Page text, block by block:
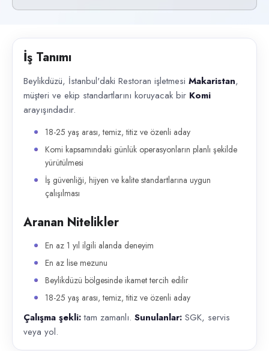
İlan açıklaması
İş Tanımı
Beylikdüzü, İstanbul'daki Restoran işletmesi Makaristan,
müşteri ve ekip standartlarını koruyacak bir Komi
arayışındadır.
18-25 yaş arası, temiz, titiz ve özenli aday
Komi kapsamındaki günlük operasyonların planlı şekilde
yürütülmesi
İş güvenliği, hijyen ve kalite standartlarına uygun
çalışılması
Aranan Nitelikler
En az 1 yıl ilgili alanda deneyim
En az lise mezunu
Beylikdüzü bölgesinde ikamet tercih edilir
18-25 yaş arası, temiz, titiz ve özenli aday
Çalışma şekli:tam zamanlı. Sunulanlar: SGK, servis
veya yol.